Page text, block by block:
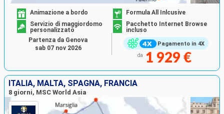
Pagamento in 4X
Animazione a bordo
Formula All Inlcusive
Servizio di maggiordomo
personalizzato
Pacchetto Internet Browse
incluso
da 1 929 €
Partenza da Genova
sab 07 nov 2026
ITALIA, MALTA, SPAGNA, FRANCIA
8 giorni, MSC World Asia